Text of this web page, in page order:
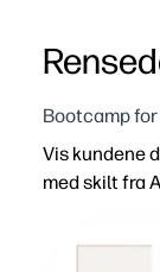
Bootcamp
Vis kundene
med skilt fra